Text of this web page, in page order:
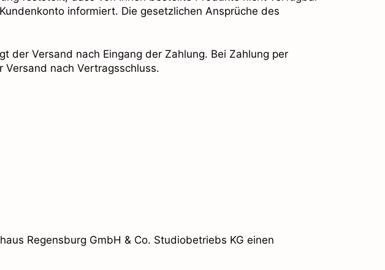
informiert. Die gesetzlichen Ansprüche des
der Versand nach Eingang der Zahlung. Bei Zahlung per
nach Vertragsschluss.
Regensburg GmbH & Co. Studiobetriebs KG einen